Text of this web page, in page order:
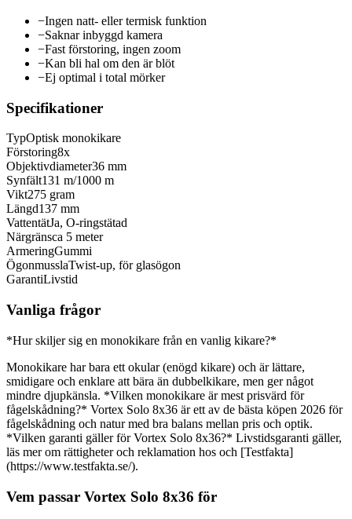
−Ingen natt- eller termisk funktion
−Saknar inbyggd kamera
−Fast förstoring, ingen zoom
−Kan bli hal om den är blöt
−Ej optimal i total mörker
Specifikationer
TypOptisk monokikare
Förstoring8x
Objektivdiameter36 mm
Synfält131 m/1000 m
Vikt275 gram
Längd137 mm
VattentätJa, O-ringstätad
Närgränsca 5 meter
ArmeringGummi
ÖgonmusslaTwist-up, för glasögon
GarantiLivstid
Vanliga frågor
*Hur skiljer sig en monokikare från en vanlig kikare?*
Monokikare har bara ett okular (enögd kikare) och är lättare,
smidigare och enklare att bära än dubbelkikare, men ger något
mindre djupkänsla. *Vilken monokikare är mest prisvärd för
fågelskådning?* Vortex Solo 8x36 är ett av de bästa köpen 2026 för
fågelskådning och natur med bra balans mellan pris och optik.
*Vilken garanti gäller för Vortex Solo 8x36?* Livstidsgaranti gäller,
läs mer om rättigheter och reklamation hos och [Testfakta]
(https://www.testfakta.se/).
Vem passar Vortex Solo 8x36 för